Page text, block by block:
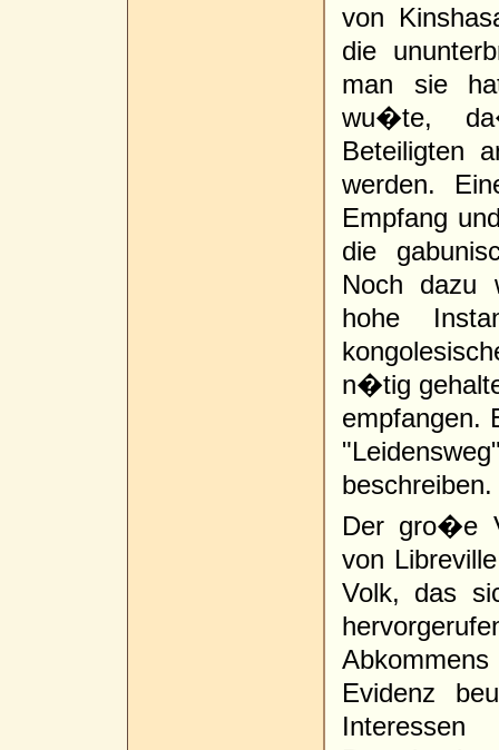
von
die
man sie
wu�te,
Beteiligten
werden.
Empfang
die
Noch dazu
hohe
n�tig
empfangen.
beschreiben.
Der gro�e
von
Volk, das
Evidenz